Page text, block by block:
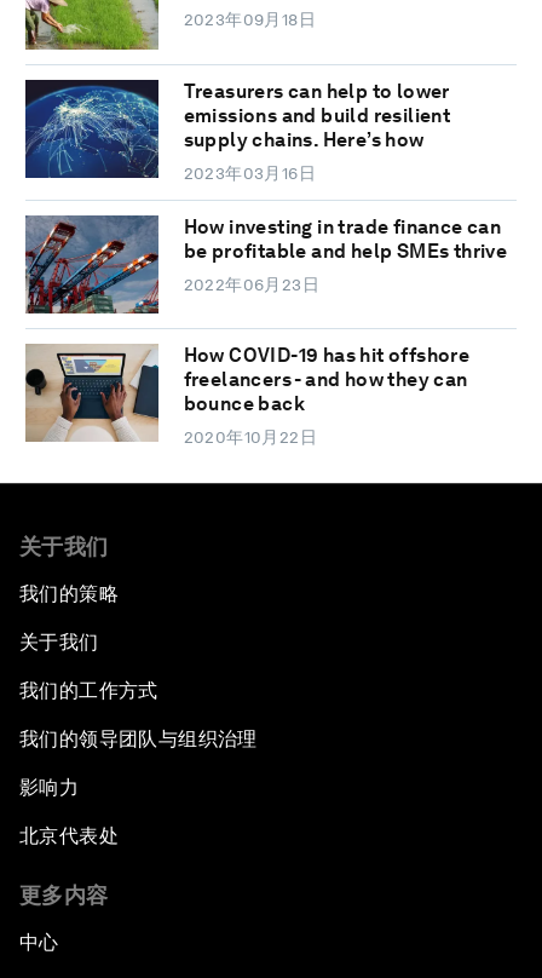
2023年09月18日
Treasurers can help to lower
emissions and build resilient
supply chains. Here’s how
2023年03月16日
How investing in trade finance can
be profitable and help SMEs thrive
2022年06月23日
How COVID-19 has hit offshore
freelancers - and how they can
bounce back
2020年10月22日
关于我们
我们的策略
关于我们
我们的工作方式
我们的领导团队与组织治理
影响力
北京代表处
更多内容
中心